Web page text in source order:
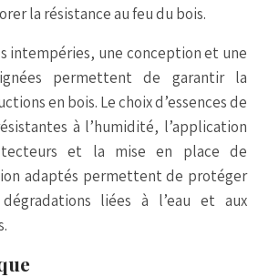
la résistance au feu du bois.
intempéries, une conception et une
permettent de garantir la
en bois. Le choix d’essences de
à l’humidité, l’application
et la mise en place de
adaptés permettent de protéger
liées à l’eau et aux